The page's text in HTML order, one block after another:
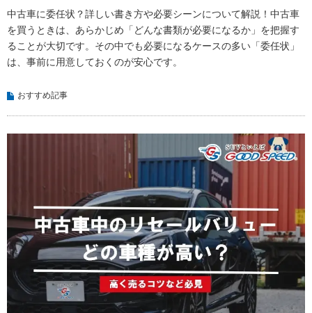
中古車に委任状？詳しい書き方や必要シーンについて解説！中古車
を買うときは、あらかじめ「どんな書類が必要になるか」を把握す
ることが大切です。その中でも必要になるケースの多い「委任状」
は、事前に用意しておくのが安心です。
おすすめ記事